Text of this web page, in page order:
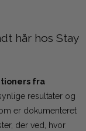
hår hos Stay
fra
resultater og
er dokumenteret
der ved, hvor